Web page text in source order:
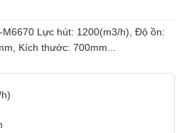
M6670 Lực hút: 1200(m3/h), Độ ồn:
Kích thước: 700mm...